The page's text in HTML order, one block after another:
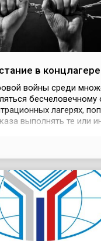
в
войны среди
лагерях,
выполнять те или